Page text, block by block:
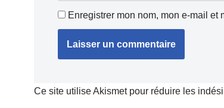
Enregistrer mon nom, mon e-mail
Ce site utilise Akismet pour réduire les